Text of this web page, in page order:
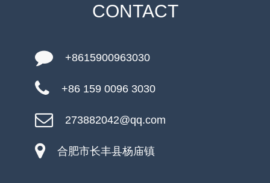
CONTACT
+8615900963030
+86 159 0096 3030
273882042@qq.com
合肥市长丰县杨庙镇